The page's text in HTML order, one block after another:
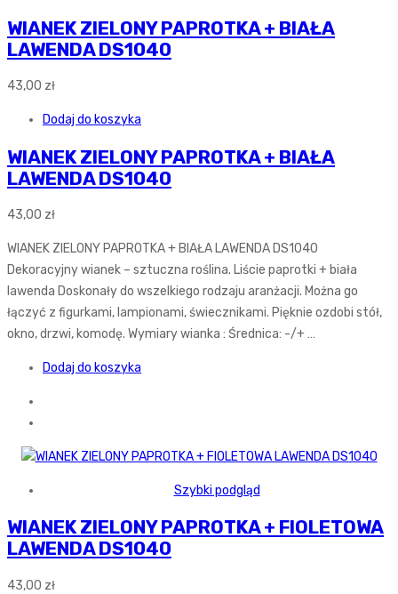
WIANEK ZIELONY PAPROTKA + BIAŁA
LAWENDA DS1040
43,00 zł
Dodaj do koszyka
WIANEK ZIELONY PAPROTKA + BIAŁA
LAWENDA DS1040
43,00 zł
WIANEK ZIELONY PAPROTKA + BIAŁA LAWENDA DS1040
Dekoracyjny wianek – sztuczna roślina. Liście paprotki + biała
lawenda Doskonały do wszelkiego rodzaju aranżacji. Można go
łączyć z figurkami, lampionami, świecznikami. Pięknie ozdobi stół,
okno, drzwi, komodę. Wymiary wianka : Średnica: -/+ …
Dodaj do koszyka
Szybki podgląd
WIANEK ZIELONY PAPROTKA + FIOLETOWA
LAWENDA DS1040
43,00 zł